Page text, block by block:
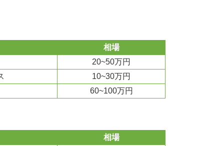
相場
20~50万円
10~30万円
60~100万円
相場